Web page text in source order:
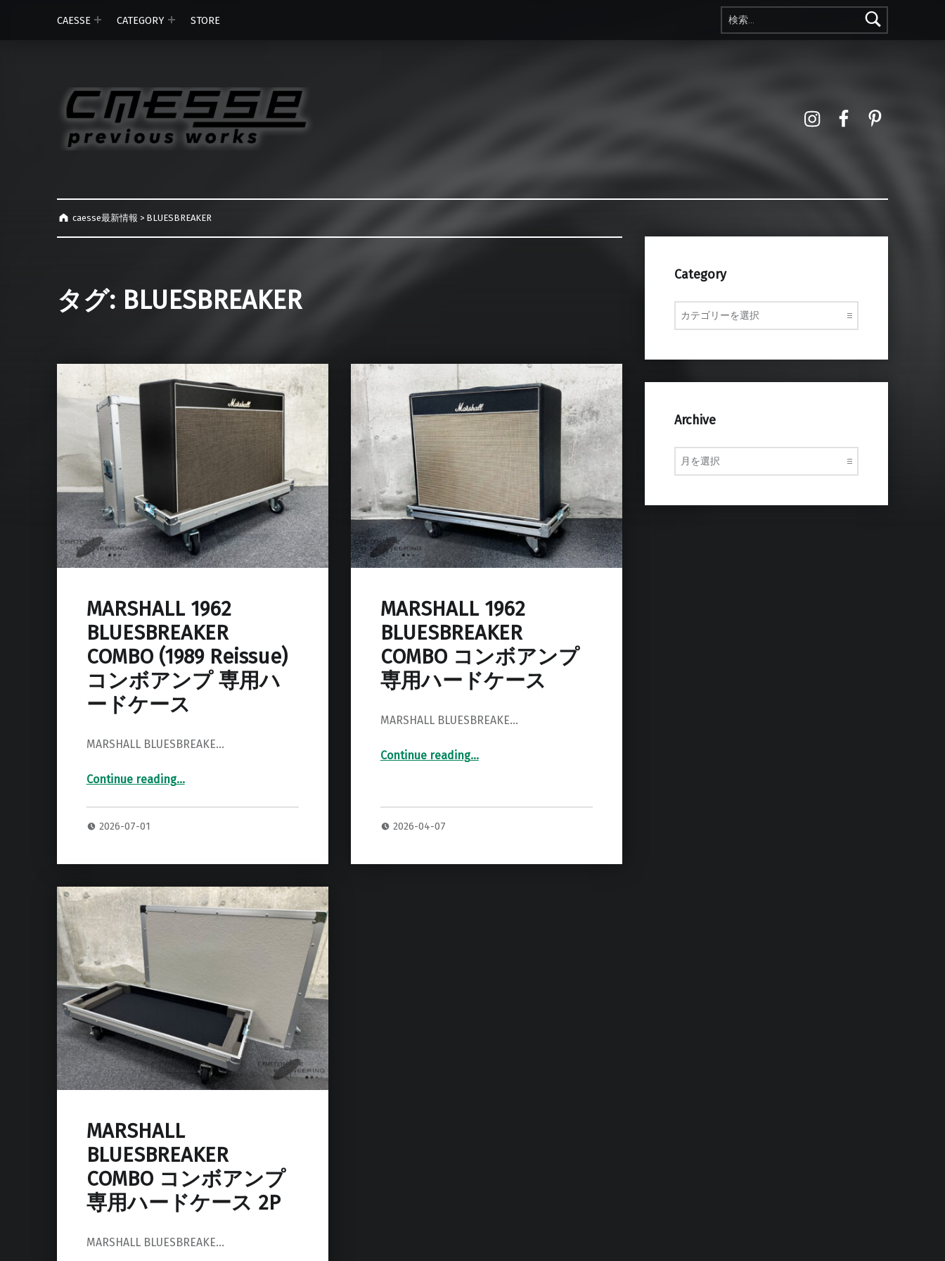
検索:
CAESSE
CATEGORY STORE
Instagram
FacebookPinterest
caesse最新情報 > BLUESBREAKER
タグ: BLUESBREAKER
MARSHALL 1962
BLUESBREAKER
COMBO (1989 Reissue)
コンボアンプ 専用ハ
ードケース
MARSHALL BLUESBREAKE…
Continue reading“MARSHALL 1962 BLUESBREAKER COMBO (1989 Reissue) コンボアンプ 専用ハードケース”
…
2026-07-01
MARSHALL 1962
BLUESBREAKER
COMBO コンボアンプ
専用ハードケース
MARSHALL BLUESBREAKE…
Continue reading“MARSHALL 1962 BLUESBREAKER COMBO コンボアンプ 専用ハードケース”
…
2026-04-07
MARSHALL
BLUESBREAKER
COMBO コンボアンプ
専用ハードケース 2P
MARSHALL BLUESBREAKE…
Category
Category
Archive
Archive